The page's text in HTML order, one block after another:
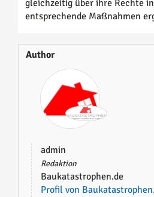
gleichzeitig über ihre Rechte
entsprechende Maßnahmen
Author
admin
Redaktion
Baukatastrophen.de
Profil von